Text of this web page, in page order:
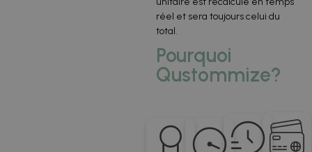
réel et sera toujours celui du
total.
Pourquoi
Qustommize?